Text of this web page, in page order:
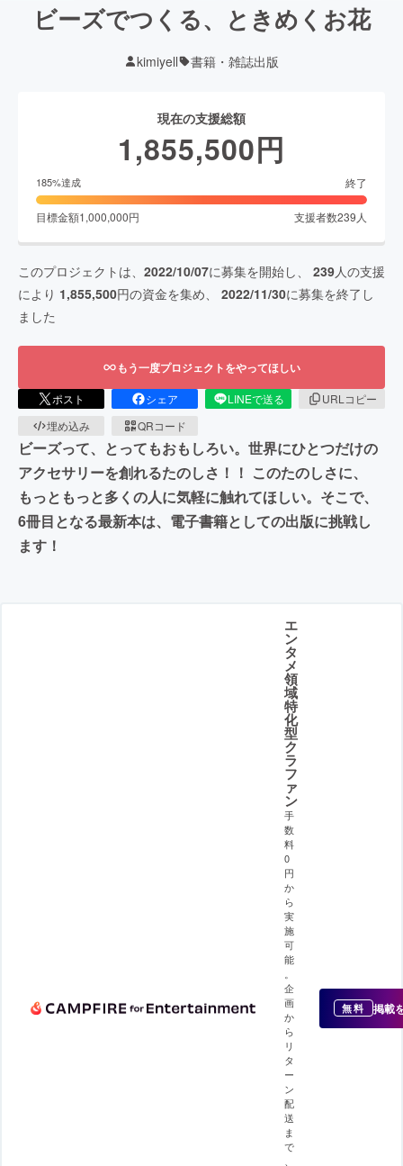
ビーズでつくる、ときめくお花
kimiyell 書籍・雑誌出版
現在の支援総額
1,855,500円
185%達成 終了
目標金額1,000,000円 支援者数239 人
このプロジェクトは、 2022/10/07に募集を開始し、 239人の支援
により 1,855,500円の資金を集め、 2022/11/30に募集を終了し
ました
もう一度プロジェクトをやってほしい
ポスト シェア LINEで送る
URLコピー
埋め込み
QRコード
ビーズって、とってもおもしろい。世界にひとつだけの
アクセサリーを創れるたのしさ！！ このたのしさに、
もっともっと多くの人に気軽に触れてほしい。そこで、
6冊目となる最新本は、電子書籍としての出版に挑戦し
ます！
エ
ン
タ
メ
領
域
特
化
型
ク
ラ
フ
ァ
ン
手
数
料
0
円
か
ら
実
施
可
能
企
画
か
ら
リ
タ
ー
ン
配
送
ま
で
無料 掲載